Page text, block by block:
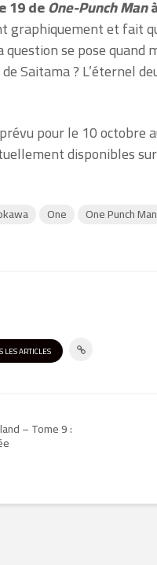
19 deOne-Punch Man
graphiquement et fait
question se pose quand
Saitama ? L’éternel
pour le 10 octobre
disponibles
One One Punch Man
LES ARTICLES
– Tome 9 :